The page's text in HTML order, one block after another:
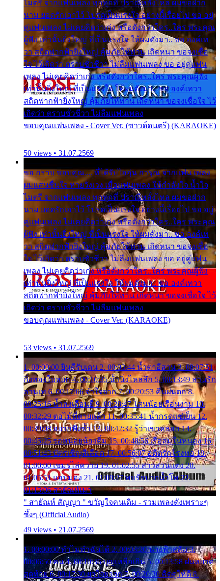
ไมตรี จากแฟนเพลง ทุกทุกที่ ปราณีหลั่งไหล ผมขอฝาก
นาม ยอดรักเอาไว้ โปรดเป็นแรงใจ อย่างนี้เรื่อยไป ขอ อยู่
คู่แฟนเพลง ไม่เคยคิดว่าเก่ง หรือดังกว่าใคร..ใคร พระคุณ
ผู้ฟัง เท่านั้นยิ่งใหญ่ ที่เป็นแรงใจ ให้ผมดังมา.. ขอ องค์เท
วา สถิตฟากฟ้ายิ่งใหญ่ คุ้มภัยให้ท่าน เถิดหนา ขอจงเชื่อ
ใจ ไว้เถิดว่า ตราบชั่วชีวา ไม่ลืมแฟนเพลง ขอ อยู่คู่แฟน
เพลง ไม่เคยคิดว่าเก่ง หรือดังกว่าใคร..ใคร พระคุณผู้ฟัง
เท่านั้นยิ่งใหญ่ ที่เป็นแรงใจ ให้ผมดังมา.. ขอ องค์เทวา
สถิตฟากฟ้ายิ่งใหญ่ คุ้มภัยให้ท่าน เถิดหนา ขอจงเชื่อใจ ไว้
เถิดว่า ตราบชั่วชีวา ไม่ลืมแฟนเพลง
ขอบคุณแฟนเพลง - Cover Ver. (ซาวด์ดนตรี) (KARAOKE)
50 views • 31.07.2569
ขอ กราบ ขอบคุณ.... ที่ได้รับไออุ่น การุณ จากแฟน เพลง
ผมแสนชื่นใจ หายวังเวง เมื่อแฟนเพลง ให้กำลังใจ น้ำใจ
ไมตรี จากแฟนเพลง ทุกทุกที่ ปราณีหลั่งไหล ผมขอฝาก
นาม ยอดรักเอาไว้ โปรดเป็นแรงใจ อย่างนี้เรื่อยไป ขอ อยู่
คู่แฟนเพลง ไม่เคยคิดว่าเก่ง หรือดังกว่าใคร..ใคร พระคุณ
ผู้ฟัง เท่านั้นยิ่งใหญ่ ที่เป็นแรงใจ ให้ผมดังมา.. ขอ องค์เท
วา สถิตฟากฟ้ายิ่งใหญ่ คุ้มภัยให้ท่าน เถิดหนา ขอจงเชื่อ
ใจ ไว้เถิดว่า ตราบชั่วชีวา ไม่ลืมแฟนเพลง ขอ อยู่คู่แฟน
เพลง ไม่เคยคิดว่าเก่ง หรือดังกว่าใคร..ใคร พระคุณผู้ฟัง
เท่านั้นยิ่งใหญ่ ที่เป็นแรงใจ ให้ผมดังมา.. ขอ องค์เทวา
สถิตฟากฟ้ายิ่งใหญ่ คุ้มภัยให้ท่าน เถิดหนา ขอจงเชื่อใจ ไว้
เถิดว่า ตราบชั่วชีวา ไม่ลืมแฟนเพลง
ขอบคุณแฟนเพลง - Cover Ver. (KARAOKE)
53 views • 31.07.2569
1. 00:00:00 ยินดีรับเดน 2. 00:03:44 น้ำตาอีสาน 3. 00:07:51
กิ่งทองใบหยก 4. 00:10:35 น้ำนิ่งไหลลึก 5. 00:13:49 ลานรัก
ลานเท 6. 00:17:06 จำใจจาก 7. 00:20:53 คืนฝนตก 8.
00:25:16 น้ำลงเดือนยี่ 9. 00:28:47 โสนน้อยเรือนงาม 10.
00:32:29 ตอไม้ที่ตายแล้ว 11. 00:35:41 น้ำกรดแช่เย็น 12.
00:39:08 อยากฟังซ้ำ 13. 00:42:32 รู้ว่าเขาหลอก 14.
00:45:25 รอหน่อยน้องติ๋ม 15. 00:48:56 เรือล่มในหนอง 16.
00:51:43 บัตรเชิญสีเลือด 17. 00:56:07 อดีตรักโรงทอ 18.
01:00:00 เขมรไล่ควาย 19. 01:02:55 สาวสวนแตง 20.
01:05:51 แอบมอง 21. 01:09:27 พบรักปากน้ำโพ 22.
01:13:06 สายัณห์เมา
" สายัณห์ สัญญา " ขวัญใจคนเดิม - รวมเพลงดังเพราะๆ
ซึ้งๆ (Official Audio)
49 views • 21.07.2569
1. 00:00:00 ทำไมทำฉันได้ 2. 00:03:20 นางฟ้าสลัม 3.
00:06:50 คน 4. 00:10:36 บุญเหลือเกิน 5. 00:13:58 ฝนหยาด
สุดท้าย 6. 00:17:30 ยาใจยาจก 7. 00:20:30 คิดดูให้ดี 8.